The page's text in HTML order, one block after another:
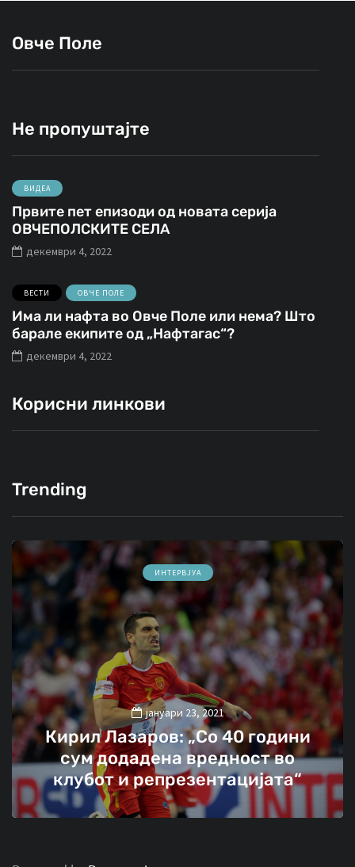
Овче Поле
Не пропуштајте
ВИДЕА
Првите пет епизоди од новата серија
ОВЧЕПОЛСКИТЕ СЕЛА
декември 4, 2022
ВЕСТИ ОВЧЕ ПОЛЕ
Има ли нафта во Овче Поле или нема? Што
барале екипите од „Нафтагас“?
декември 4, 2022
Корисни линкови
Trending
ИНТЕРВЈУА
јануари 23, 2021
Кирил Лазаров: „Со 40 години
сум додадена вредност во
клубот и репрезентацијата“